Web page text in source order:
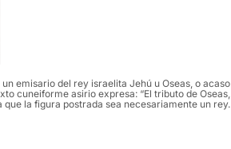
emisario del rey israelita Jehú u Oseas, o acaso
cuneiforme asirio expresa: “El tributo de Oseas,
que la figura postrada sea necesariamente un rey.